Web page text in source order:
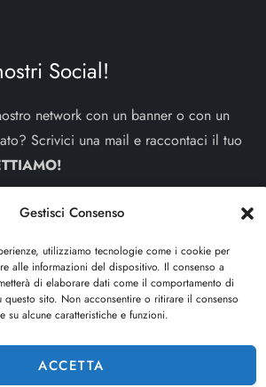
Gestisci Consenso
utilizziamo tecnologie come i cookie per
alle informazioni del dispositivo. Il consenso a
di elaborare dati come il comportamento di
questo sito. Non acconsentire o ritirare il consenso
su alcune caratteristiche e funzioni.
ACCETTA
Social!
network con un banner o con un
Scrivici una mail e raccontaci il tuo
facente parte del network
dellaReadMore ADV con sede
34 - Roma - P.iva: